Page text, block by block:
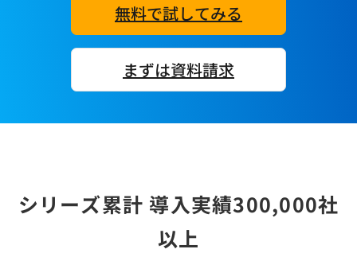
無料で試してみる
まずは資料請求
シリーズ累計 導入実績300,000社
以上